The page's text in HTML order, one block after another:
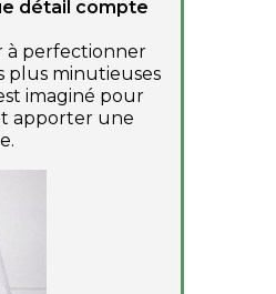
détail compte
à perfectionner
plus minutieuses
imaginé pour
apporter une